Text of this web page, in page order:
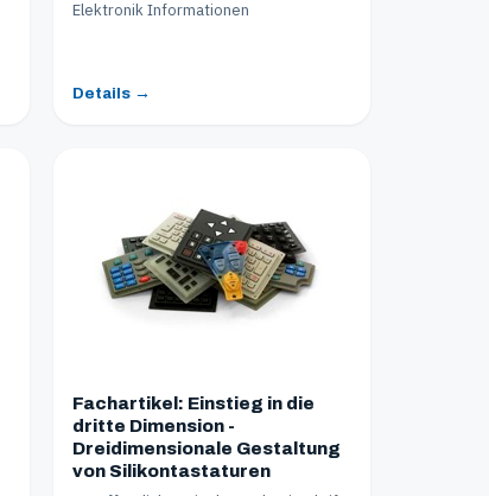
Elektronik Informationen
Details →
Fachartikel: Einstieg in die
dritte Dimension -
Dreidimensionale Gestaltung
von Silikontastaturen